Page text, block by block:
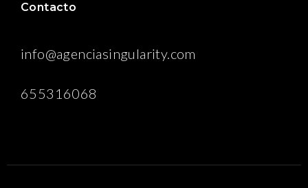
Contacto
info@agenciasingularity.com
655316068